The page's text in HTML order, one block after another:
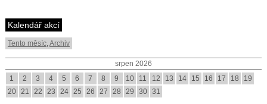
Kalendář akcí
Tento měsíc,Archiv
srpen 2026
1
2 3 4 5 6 7 8 9 10 11 12 13 14 15 16 17 18
19
20 21 22 23 24 25 26 27 28 29 30 31